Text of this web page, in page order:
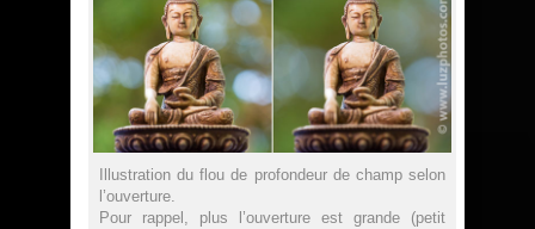
Illustration du flou de profondeur de champ selon
l’ouverture.
Pour rappel, plus l’ouverture est grande (petit